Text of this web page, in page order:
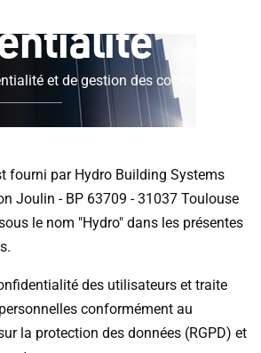
et de gestion des cookies
fourni par Hydro Building Systems
Joulin - BP 63709 - 31037 Toulouse
le nom "Hydro" dans les présentes
des utilisateurs et traite
conformément au
la protection des données (RGPD) et